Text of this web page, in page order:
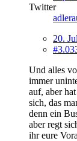
Twitter
20.
Und alles
immer
auf, aber
sich, das
denn ein
aber regt
ihr eure